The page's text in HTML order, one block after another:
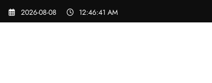
Skip
2026-08-08 12:46:41 AM